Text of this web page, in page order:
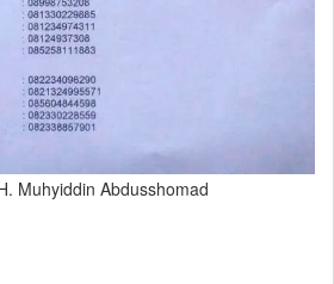
Muhyiddin Abdusshomad